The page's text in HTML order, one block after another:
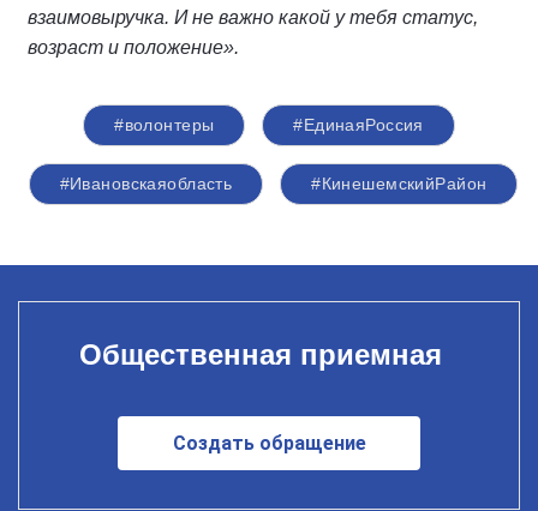
взаимовыручка. И не важно какой у тебя статус,
возраст и положение».
#волонтеры #ЕдинаяРоссия
#Ивановскаяобласть #КинешемскийРайон
Общественная приемная
Создать обращение